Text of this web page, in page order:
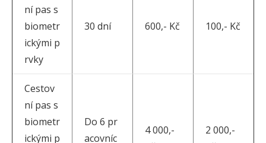
ní pas s
biometr
ickými p
rvky
30 dní 600,- Kč 100,- Kč
Cestov
ní pas s
biometr
ickými p
Do 6 pr
acovníc
4 000,-
2 000,-